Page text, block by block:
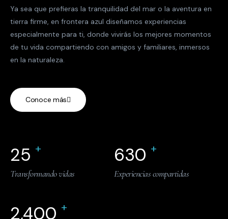
Ya sea que prefieras la tranquilidad del mar o la aventura en
tierra firme, en frontera azul diseñamos experiencias
especialmente para ti, donde vivirás los mejores momentos
de tu vida compartiendo con amigos y familiares, inmersos
en la naturaleza.
Conoce más
25 +
Transformando vidas
630 +
Experiencias compartidas
2,400 +